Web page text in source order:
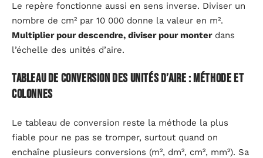
Le repère fonctionne aussi en sens inverse. Diviser un
nombre de cm² par 10 000 donne la valeur en m².
Multiplier pour descendre, diviser pour monterdans
l’échelle des unités d’aire.
Tableau de conversion des unités d’aire : méthode et
colonnes
Le tableau de conversion reste la méthode la plus
fiable pour ne pas se tromper, surtout quand on
enchaîne plusieurs conversions (m², dm², cm², mm²). Sa